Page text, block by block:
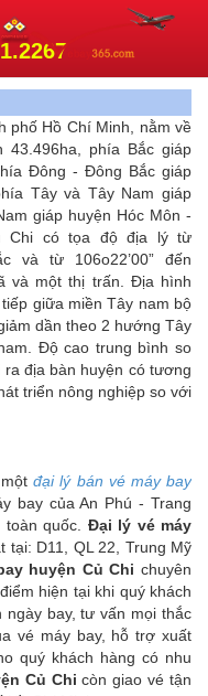
phố Hồ Chí Minh, nằm về
phía Bắc giáp
Đông - Đông Bắc giáp
Tây và Tây Nam giáp
giáp huyện Hóc Môn -
Chi có tọa độ địa lý từ
và từ 106o22’00” đến
và một thị trấn.
Địa hình
giữa miền Tây nam bộ
dần theo 2 hướng Tây
Độ cao trung bình so
địa bàn huyện có tương
triển nông nghiệp so với
mộtđại lý bán vé máy bay
bay của An Phú - Trang
toàn quốc. Đại lý vé máy
tại: D11, QL 22, Trung Mỹ
huyện Củ Chi chuyên
hiện tại khi quý khách
bay, tư vấn mọi thắc
vé máy bay, hỗ trợ xuất
quý khách hàng có nhu
Củ Chi còn giao vé tận